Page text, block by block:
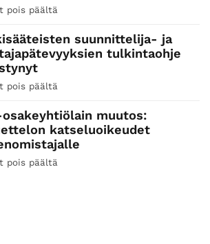
korjaustarpeesta
pois päältä
hallinto-
oikeus:
rakentamiseen, poikkeamisluvan
tarve
ja
suunnittelija- ja
tulkintaohje
pois päältä
Lakisääteisten
suunnittelija-
ja
muutos:
katseluoikeudet
pois päältä